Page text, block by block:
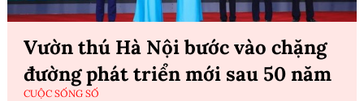
Vườn thú Hà Nội bước vào chặng
đường phát triển mới sau 50 năm
CUỘC SỐNG SỐ